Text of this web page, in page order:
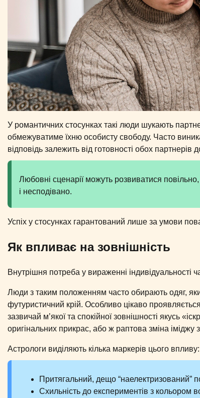
У романтичних стосунках такі люди шукають
обмежуватиме їхню особисту свободу. Часто
відповідь залежить від готовності обох партнерів
Любовні сценарії можуть розвиватися
і несподівано.
Успіх у стосунках гарантований лише за умови
Як впливає на зовнішність
Внутрішня потреба у вираженні індивідуальності
Люди з таким положенням часто обирають одяг,
футуристичний крій. Особливо цікаво
зазвичай м’якої та спокійної зовнішності якусь
оригінальних прикрас, або ж раптова зміна іміджу
Астрологи виділяють кілька маркерів цього впливу:
Притягальний, дещо “наелектризований”
Схильність до експериментів з кольором